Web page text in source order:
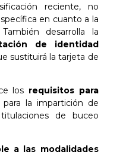
reciente, no
en cuanto a la
desarrolla la
de identidad
sustituirá la tarjeta de
los requisitos para
para la impartición de
de buceo
a las modalidades